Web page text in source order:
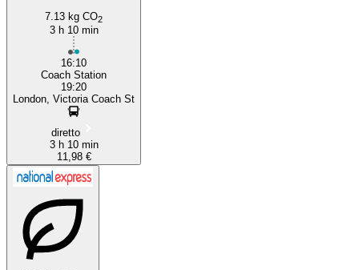
7.13 kg CO2
3 h 10 min
16:10
Coach Station
19:20
London, Victoria Coach St
diretto
3 h 10 min
11,98 €